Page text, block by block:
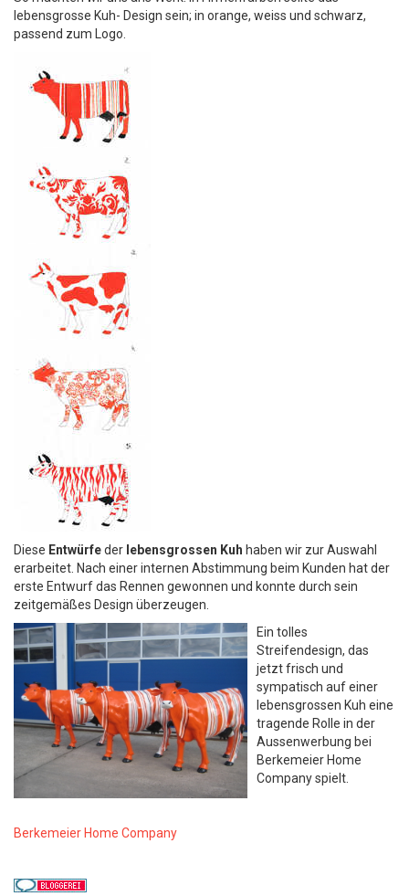
lebensgrosse Kuh- Design sein; in orange, weiss und schwarz,
passend zum Logo.
Diese Entwürfeder lebensgrossen Kuh haben wir zur Auswahl
erarbeitet. Nach einer internen Abstimmung beim Kunden hat der
erste Entwurf das Rennen gewonnen und konnte durch sein
zeitgemäßes Design überzeugen.
Ein tolles
Streifendesign, das
jetzt frisch und
sympatisch auf einer
lebensgrossen Kuh eine
tragende Rolle in der
Aussenwerbung bei
Berkemeier Home
Company spielt.
Berkemeier Home Company